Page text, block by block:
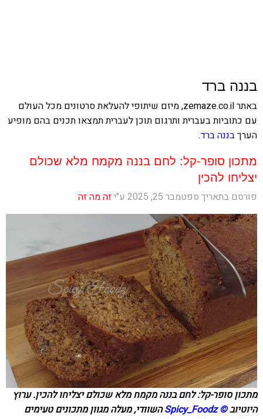
בננה ברד
באתר zemaze.co.il, מיזם שיתופי להעלאת סרטונים מכל העולם
עם כתוביות בעברית ותרגום תוכן לעברית תמצאו תכנים בהם מופיע
הערךבננה ברד.
מתכון סופר-קל: לחם בננה מקמח מלא שכולם
יצליחו להכין
פורסם בתאריך ספטמבר 25, 2025 ע"י זה מה זה
מתכון סופר-קל: לחם בננה מקמח מלא שכולם יצליחו להכין. ערוץ
היוטיוב©
Spicy_Foodzהשוודי,מעלה מגוון מתכונים טעימים